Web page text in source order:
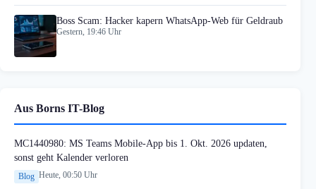
Boss Scam: Hacker kapern WhatsApp-Web für Geldraub
Gestern, 19:46 Uhr
Aus Borns IT-Blog
MC1440980: MS Teams Mobile-App bis 1. Okt. 2026 updaten,
sonst geht Kalender verloren
Blog Heute, 00:50 Uhr